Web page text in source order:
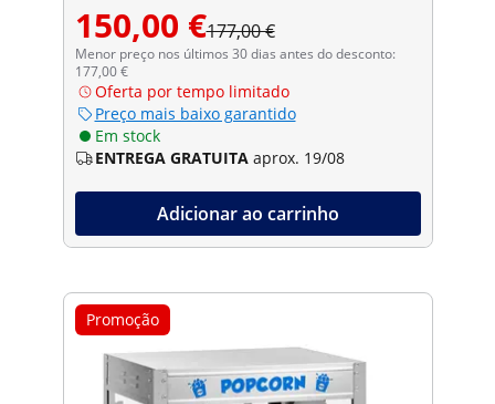
150,00 €177,00 €
Menor preço nos últimos 30 dias antes do desconto:
177,00 €
Oferta por tempo limitado
Preço mais baixo garantido
Em stock
ENTREGA GRATUITA aprox. 19/08
Adicionar ao carrinho
Promoção